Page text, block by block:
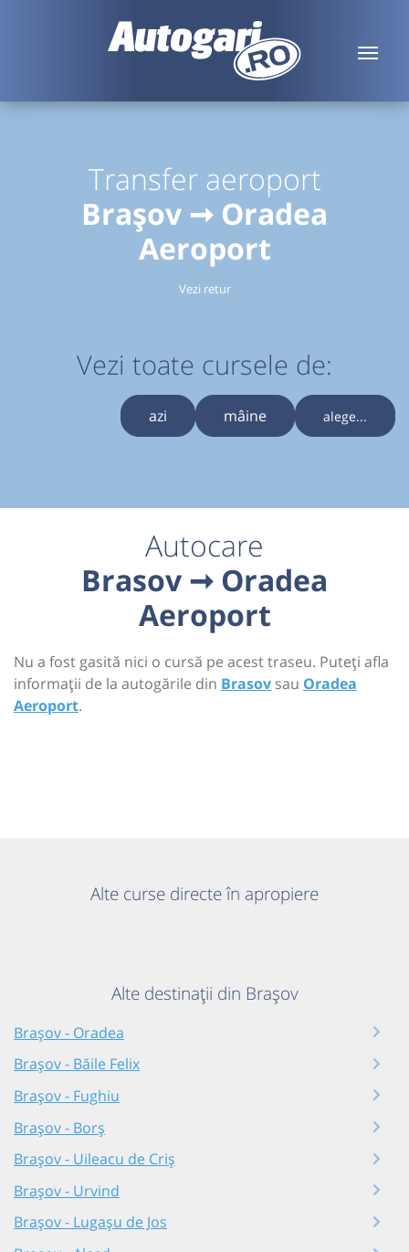
Transfer aeroport
Brașov ➞ Oradea
Aeroport
Vezi retur
Vezi toate cursele de:
azi mâine alege...
Autocare
Brasov ➞ Oradea
Aeroport
Nu a fost gasită nici o cursă pe acest traseu. Puteți afla
informații de la autogările din Brasov sau Oradea
Aeroport.
Alte curse directe în apropiere
Alte destinații din Brașov
Brașov - Oradea
Brașov - Băile Felix
Brașov - Fughiu
Brașov - Borș
Brașov - Uileacu de Criș
Brașov - Urvind
Brașov - Lugașu de Jos